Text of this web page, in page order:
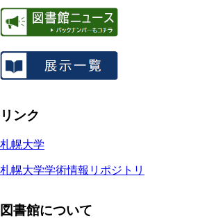
リンク
札幌大学
札幌大学学術情報リポジトリ
図書館について